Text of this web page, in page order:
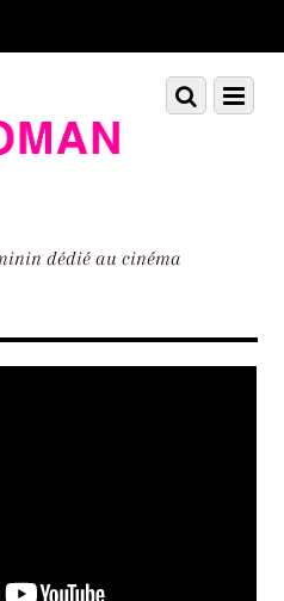
dédié au cinéma
Menu
Scroll
down